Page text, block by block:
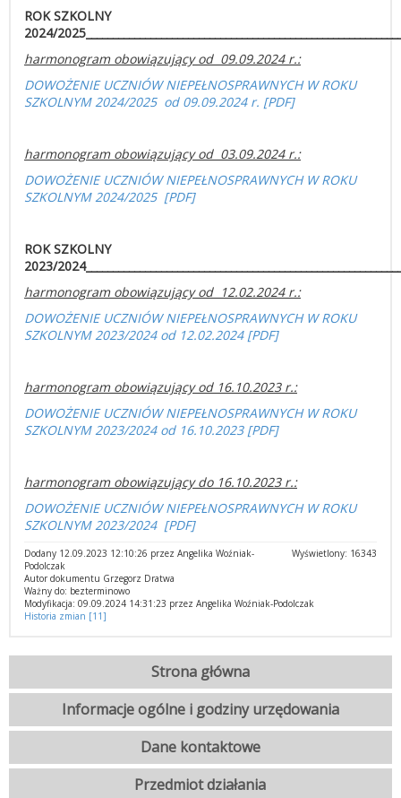
ROK SZKOLNY
2024/
harmonogram obowiązujący od 09.09.2024 r.:
DOWOŻENIE UCZNIÓW NIEPEŁNOSPRAWNYCH W ROKU
SZKOLNYM 2024/2025 od 09.09.2024 r. [PDF]
harmonogram obowiązujący od 03.09.2024 r.:
DOWOŻENIE UCZNIÓW NIEPEŁNOSPRAWNYCH W ROKU
SZKOLNYM 2024/2025 [PDF]
ROK SZKOLNY
2023/2024
harmonogram obowiązujący od 12.02.2024 r.:
DOWOŻENIE UCZNIÓW NIEPEŁNOSPRAWNYCH W ROKU
SZKOLNYM 2023/2024 od 12.02.2024 [PDF]
harmonogram obowiązujący od 16.10.2023 r.:
DOWOŻENIE UCZNIÓW NIEPEŁNOSPRAWNYCH W ROKU
SZKOLNYM 2023/2024 od 16.10.2023 [PDF]
harmonogram obowiązujący do 16.10.2023 r.:
DOWOŻENIE UCZNIÓW NIEPEŁNOSPRAWNYCH W ROKU
SZKOLNYM 2023/2024 [PDF]
Wyświetlony: 16343
Dodany 12.09.2023 12:10:26 przez Angelika Woźniak-
Podolczak
Autor dokumentu Grzegorz Dratwa
Ważny do: bezterminowo
Modyfikacja: 09.09.2024 14:31:23 przez Angelika Woźniak-Podolczak
Historia zmian [11]
Strona główna
Informacje ogólne i godziny urzędowania
Dane kontaktowe
Przedmiot działania